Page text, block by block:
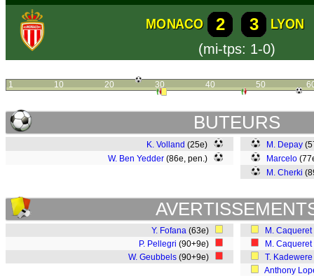
MONACO 2 3
LYON
(mi-tps: 1-0)
1 10 20 30 40 50
BUTEURS
K. Volland (25e)
W. Ben Yedder (86e, pen.)
M. Depay
Marcelo
M. Cherki
Y. Fofana (63e)
P. Pellegri (90+9e)
W. Geubbels (90+9e)
M. Caqueret
M. Caqueret
T. Kadewere
Anthony